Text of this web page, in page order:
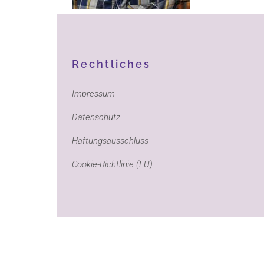
Rechtliches
Impressum
Datenschutz
Haftungsausschluss
Cookie-Richtlinie (EU)